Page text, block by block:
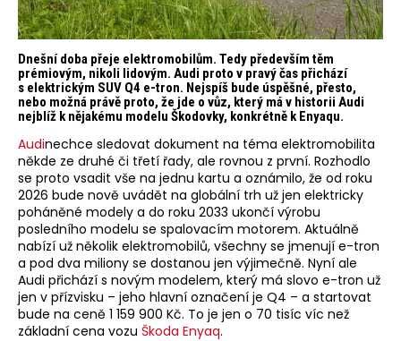
Dnešní doba přeje elektromobilům. Tedy především těm
prémiovým, nikoli lidovým. Audi proto v pravý čas přichází
s elektrickým SUV Q4 e-tron. Nejspíš bude úspěšné, přesto,
nebo možná právě proto, že jde o vůz, který má v historii Audi
nejblíž k nějakému modelu Škodovky, konkrétně k Enyaqu.
Audinechce sledovat dokument na téma elektromobilita
někde ze druhé či třetí řady, ale rovnou z první. Rozhodlo
se proto vsadit vše na jednu kartu a oznámilo, že od roku
2026 bude nově uvádět na globální trh už jen elektricky
poháněné modely a do roku 2033 ukončí výrobu
posledního modelu se spalovacím motorem. Aktuálně
nabízí už několik elektromobilů, všechny se jmenují e-tron
a pod dva miliony se dostanou jen výjimečně. Nyní ale
Audi přichází s novým modelem, který má slovo e-tron už
jen v přízvisku – jeho hlavní označení je Q4 – a startovat
bude na ceně 1 159 900 Kč. To je jen o 70 tisíc víc než
základní cena vozu Škoda Enyaq.